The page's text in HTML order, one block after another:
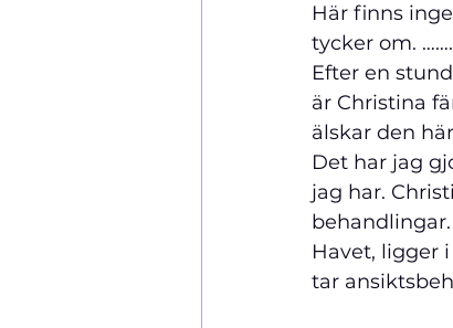
Här finns
tycker om.
Efter en
är Christina
älskar den
Det har jag
jag har.
Havet, ligger
tar
Jag